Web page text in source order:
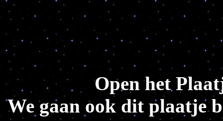
Open het
We gaan ook dit plaatje